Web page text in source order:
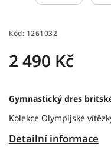
Kód: 1261032
2 490 Kč
Gymnastický dres
Kolekce Olympijské
Detailní informace